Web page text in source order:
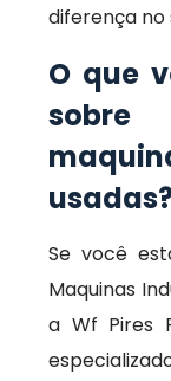
diferença no
O que
Se você
Maquinas
a Wf Pires